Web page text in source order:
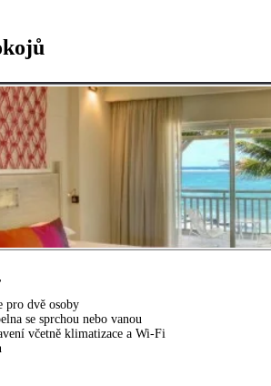
pro dvě osoby
se sprchou nebo vanou
včetně klimatizace a Wi-Fi